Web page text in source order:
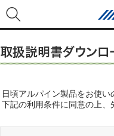
日頃アルパイン製品をお使
下記の利用条件に同意の上、